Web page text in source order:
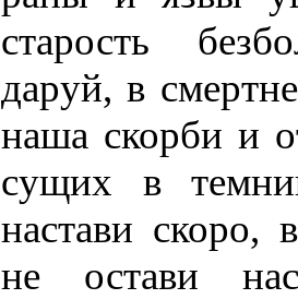
старость
даруй, в
наша скорби и
сущих в
настави скоро,
не остави